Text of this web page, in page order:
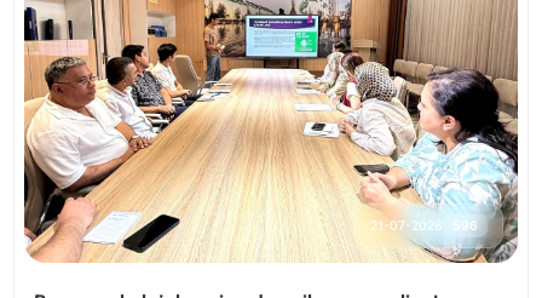
21-07-2026 596